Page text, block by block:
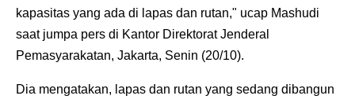
kapasitas yang ada di lapas dan rutan," ucap Mashudi
saat jumpa pers di Kantor Direktorat Jenderal
Pemasyarakatan, Jakarta, Senin (20/10).
Dia mengatakan, lapas dan rutan yang sedang dibangun